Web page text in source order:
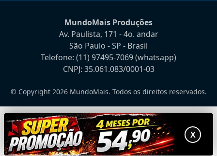
MundoMais Produções
Av. Paulista, 171 - 4o. andar
São Paulo - SP - Brasil
Telefone: (11) 97495-7069(whatsapp)
CNPJ: 35.061.083/0001-03
© Copyright 2026 MundoMais. Todos os direitos reservados.
X